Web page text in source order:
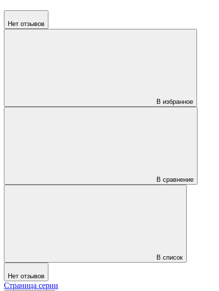
Нет отзывов
В избранное
В сравнение
В список
Нет отзывов
Страница серии